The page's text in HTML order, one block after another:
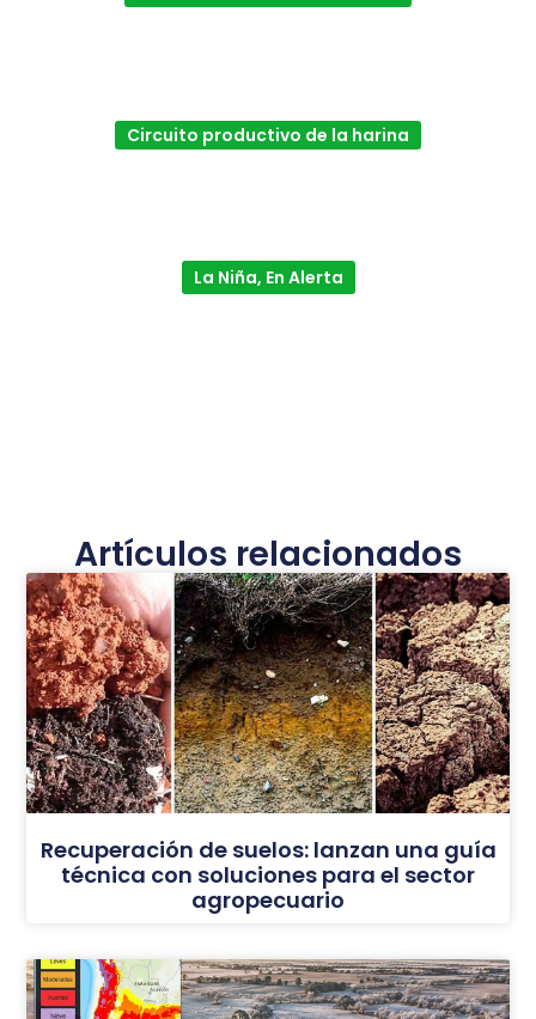
Circuito productivo de la harina
La Niña, En Alerta
Artículos relacionados
Recuperación de suelos: lanzan una guía
técnica con soluciones para el sector
agropecuario